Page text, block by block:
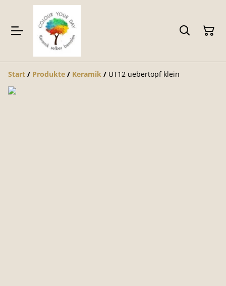
Start / Produkte / Keramik / UT12 uebertopf klein